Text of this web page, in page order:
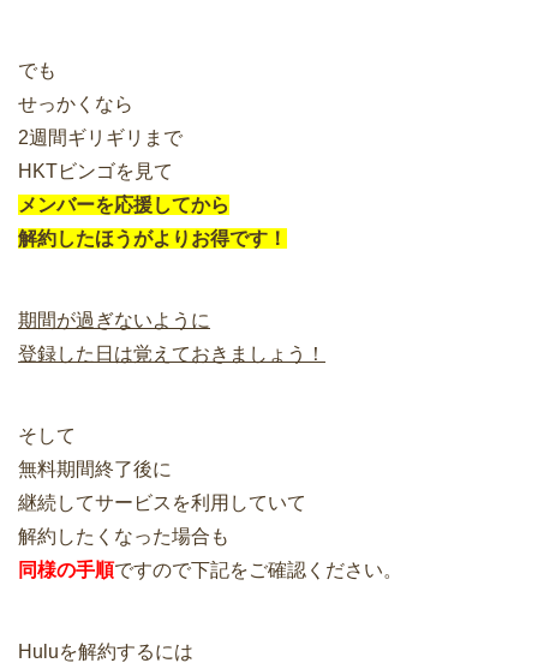
でも
せっかくなら
2週間ギリギリまで
HKTビンゴを見て
メンバーを応援してから
解約したほうがよりお得です！
期間が過ぎないように
登録した日は覚えておきましょう！
そして
無料期間終了後に
継続してサービスを利用していて
解約したくなった場合も
同様の手順ですので下記をご確認ください。
Huluを解約するには